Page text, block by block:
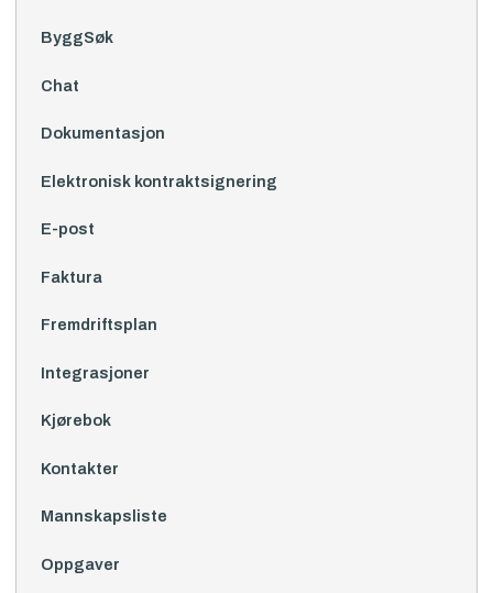
ByggSøk
Chat
Dokumentasjon
Elektronisk kontraktsignering
E-post
Faktura
Fremdriftsplan
Integrasjoner
Kjørebok
Kontakter
Mannskapsliste
Oppgaver